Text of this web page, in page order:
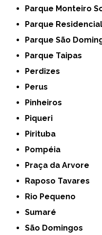
Parque Monteiro
Parque
Parque São
Parque Taipas
Perdizes
Perus
Pinheiros
Piqueri
Pirituba
Pompéia
Praça da Arvore
Raposo Tavares
Rio Pequeno
Sumaré
São Domingos